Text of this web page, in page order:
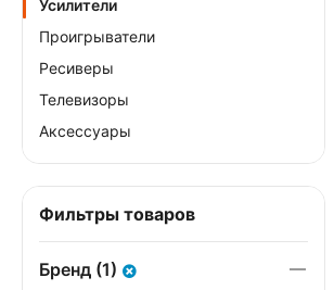
Усилители
Проигрыватели
Ресиверы
Телевизоры
Аксессуары
Фильтры товаров
Бренд (1)